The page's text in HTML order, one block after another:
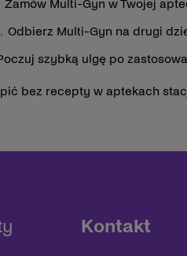
Zamów Multi-Gyn w Twojej
Odbierz Multi-Gyn na drugi
szybką ulgę po
bez recepty w aptekach
Kontakt